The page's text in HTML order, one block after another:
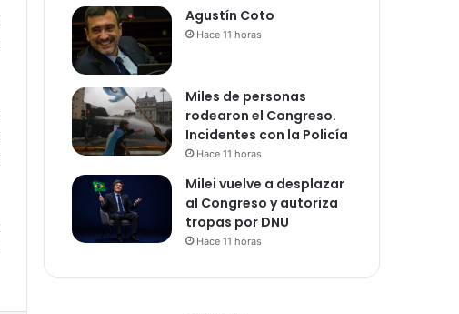
Agustín Coto
Hace 11 horas
Miles de personas
rodearon el Congreso.
Incidentes con la Policía
Hace 11 horas
Milei vuelve a desplazar
al Congreso y autoriza
tropas por DNU
Hace 11 horas